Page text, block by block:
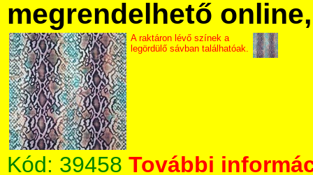
megrendelhető
A raktáron lévő színek a
legördülő sávban találhatóak.
Kód: 39458 További